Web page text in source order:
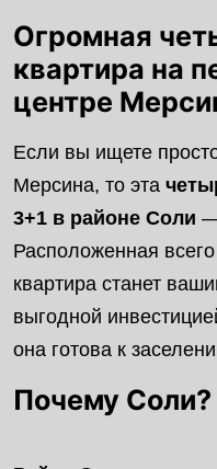
Огромная
квартира на
центре
Если вы ищете
Мерсина, то эта
3+1 в районе Соли —
Расположенная
квартира станет
выгодной
она готова к
Почему Соли?